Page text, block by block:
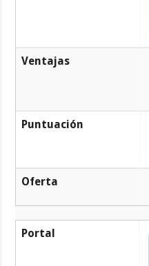
Ventajas
Puntuación
Oferta
Portal